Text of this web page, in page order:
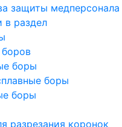
защиты медперсонала
в раздел
боры
боры
боры
разрезания коронок